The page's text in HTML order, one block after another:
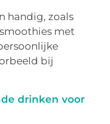
handig, zoals
met
bij
drinken voor